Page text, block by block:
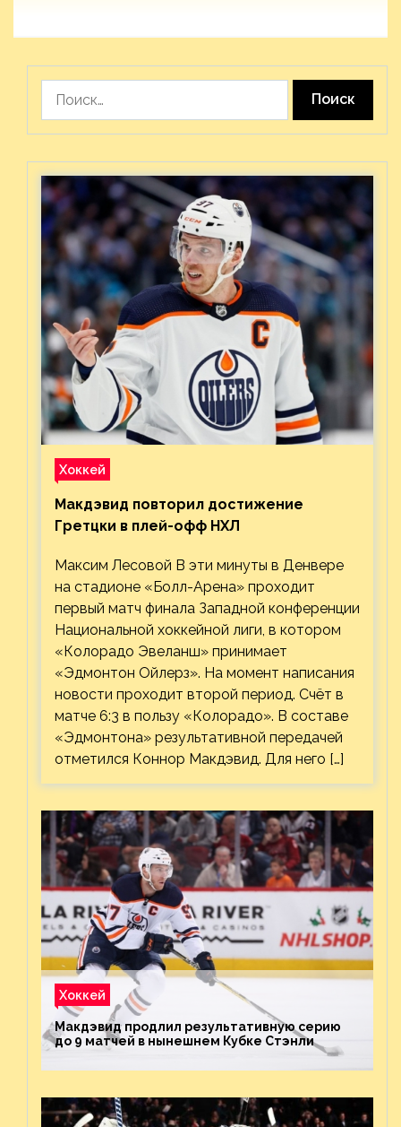
Хоккей
Макдэвид повторил достижение
Гретцки в плей-офф НХЛ
Максим Лесовой В эти минуты в Денвере
на стадионе «Болл-Арена» проходит
первый матч финала Западной конференции
Национальной хоккейной лиги, в котором
«Колорадо Эвеланш» принимает
«Эдмонтон Ойлерз». На момент написания
новости проходит второй период. Счёт в
матче 6:3 в пользу «Колорадо». В составе
«Эдмонтона» результативной передачей
отметился Коннор Макдэвид. Для него […]
Хоккей
Макдэвид продлил результативную серию
до 9 матчей в нынешнем Кубке Стэнли